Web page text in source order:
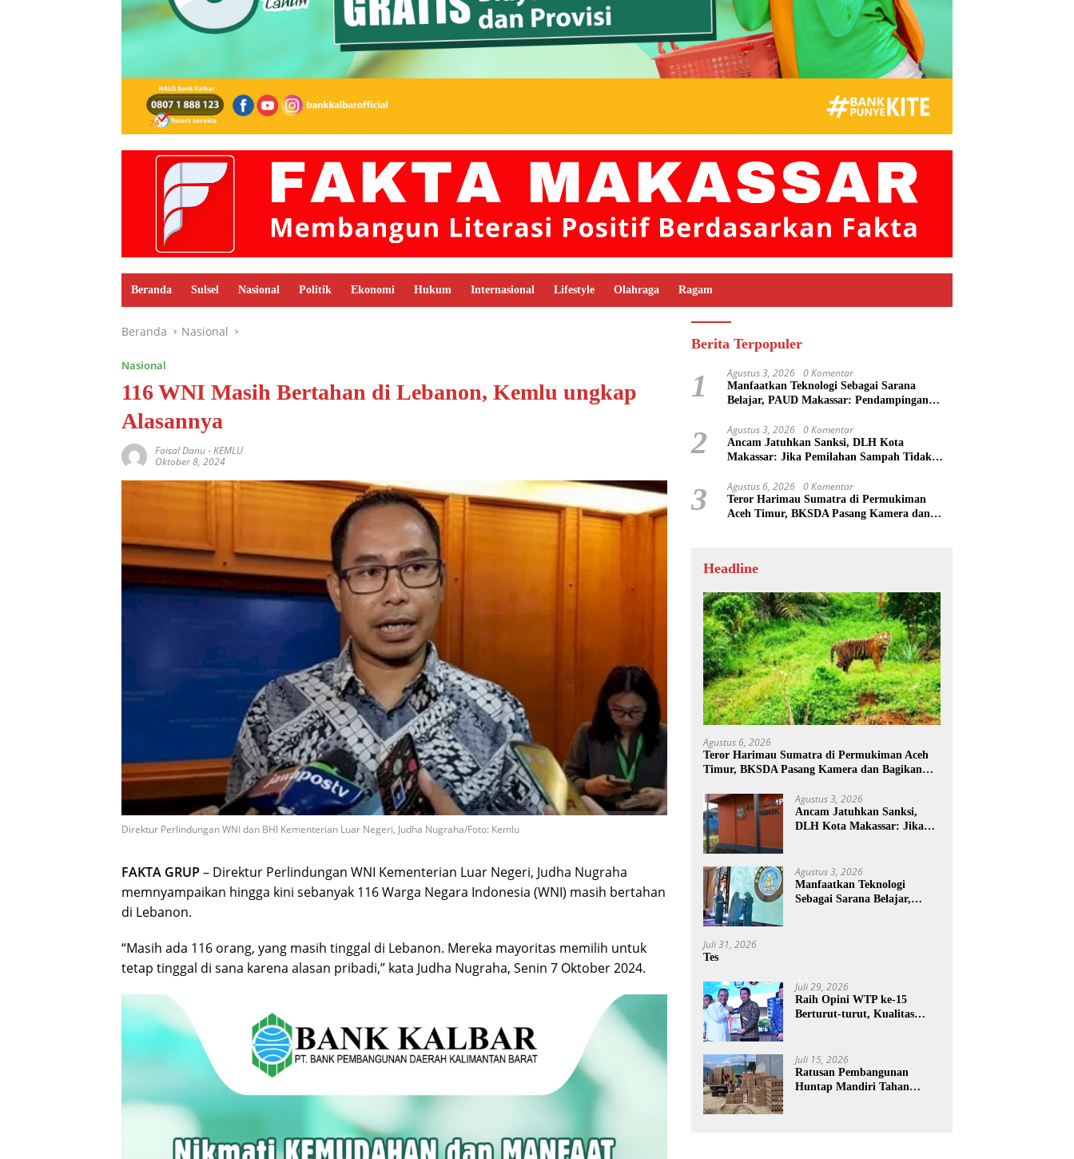
Beranda Sulsel Nasional Politik Ekonomi Hukum Internasional Lifestyle Olahraga Ragam
Beranda Nasional
Nasional
116 WNI Masih Bertahan di Lebanon, Kemlu ungkap
Alasannya
Faisal Danu-KEMLU
Oktober 8, 2024
Direktur Perlindungan WNI dan BHI Kementerian Luar Negeri, Judha Nugraha/Foto: Kemlu
FAKTA GRUP – Direktur Perlindungan WNI Kementerian Luar Negeri, Judha Nugraha
memnyampaikan hingga kini sebanyak 116 Warga Negara Indonesia (WNI) masih bertahan
di Lebanon.
“Masih ada 116 orang, yang masih tinggal di Lebanon. Mereka mayoritas memilih untuk
tetap tinggal di sana karena alasan pribadi,” kata Judha Nugraha, Senin 7 Oktober 2024.
Berita Terpopuler
1 Agustus 3, 2026 0 Komentar
Manfaatkan Teknologi Sebagai Sarana
Belajar, PAUD Makassar: Pendampingan
2 Agustus 3, 2026 0 Komentar
Ancam Jatuhkan Sanksi, DLH Kota
Makassar: Jika Pemilahan Sampah Tidak
3 Agustus 6, 2026 0 Komentar
Teror Harimau Sumatra di Permukiman
Aceh Timur, BKSDA Pasang Kamera dan
Headline
Agustus 6, 2026
Teror Harimau Sumatra di Permukiman Aceh
Timur, BKSDA Pasang Kamera dan Bagikan
Agustus 3, 2026
Ancam Jatuhkan Sanksi,
DLH Kota Makassar: Jika
Agustus 3, 2026
Manfaatkan Teknologi
Sebagai Sarana Belajar,
Juli 31, 2026
Tes
Juli 29, 2026
Raih Opini WTP ke-15
Berturut-turut, Kualitas
Juli 15, 2026
Ratusan Pembangunan
Huntap Mandiri Tahan